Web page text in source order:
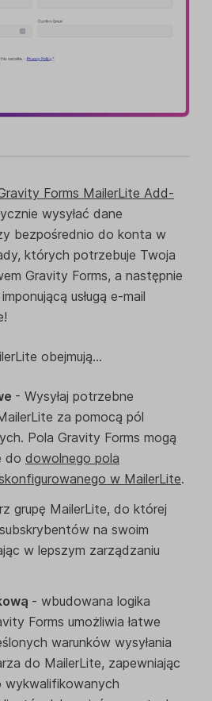
Forms MailerLite Add-
wysyłać dane
bezpośrednio do konta w
których potrzebuje Twoja
Gravity Forms, a następnie
usługą e-mail
obejmują...
- Wysyłaj potrzebne
za pomocą pól
Pola Gravity Forms mogą
do dowolnego pola
w MailerLite.
grupę MailerLite, do której
na swoim
w lepszym zarządzaniu
- wbudowana logika
Forms umożliwia łatwe
warunków wysyłania
do MailerLite, zapewniając
wykwalifikowanych